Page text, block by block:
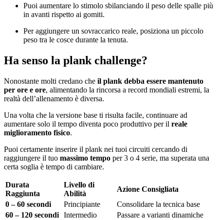
Puoi aumentare lo stimolo sbilanciando il peso delle spalle più
in avanti rispetto ai gomiti.
Per aggiungere un sovraccarico reale, posiziona un piccolo
peso tra le cosce durante la tenuta.
Ha senso la plank challenge?
Nonostante molti credano che il plank debba essere mantenuto
per ore e ore, alimentando la rincorsa a record mondiali estremi, la
realtà dell’allenamento è diversa.
Una volta che la versione base ti risulta facile, continuare ad
aumentare solo il tempo diventa poco produttivo per il reale
miglioramento fisico.
Puoi certamente inserire il plank nei tuoi circuiti cercando di
raggiungere il tuo massimo tempo per 3 o 4 serie, ma superata una
certa soglia è tempo di cambiare.
Durata
Raggiunta
Livello di
Abilità
Azione Consigliata
0 – 60 secondi
Principiante
Consolidare la tecnica base
60 – 120 secondi Intermedio
Passare a varianti dinamiche